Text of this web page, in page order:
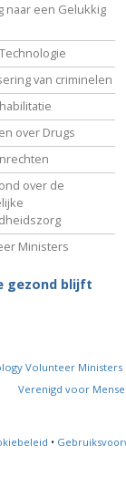
naar een Gelukkig
van criminelen
over Drugs
over de
Ministers
gezond blijft
Volunteer Ministers
Verenigd voor
•